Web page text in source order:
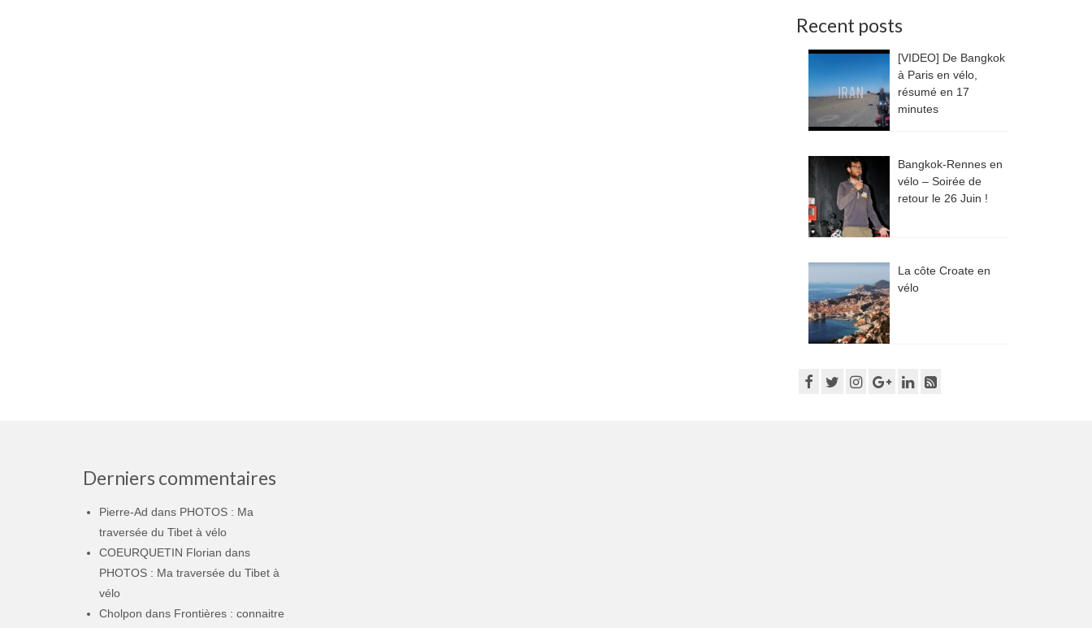
Recent posts
[VIDEO] De Bangkok
à Paris en vélo,
résumé en 17
minutes
Bangkok-Rennes en
vélo – Soirée de
retour le 26 Juin !
La côte Croate en
vélo
Derniers commentaires
Pierre-Ad dans PHOTOS : Ma
traversée du Tibet à vélo
COEURQUETIN Florian dans
PHOTOS : Ma traversée du Tibet à
vélo
Cholpon dans Frontières : connaitre